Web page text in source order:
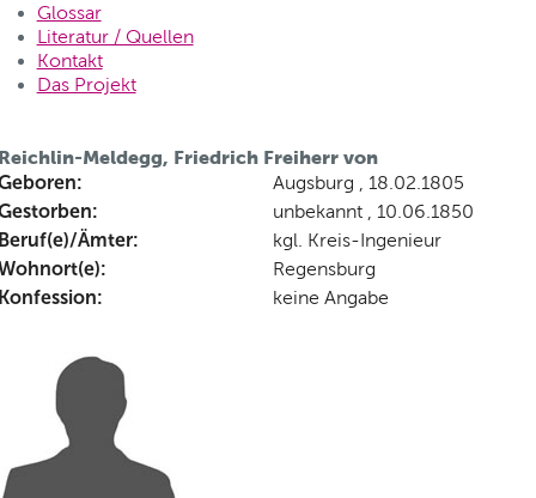
Glossar
Literatur / Quellen
Kontakt
Das Projekt
Meldegg, Friedrich Freiherr von
Augsburg , 18.02.1805
unbekannt , 10.06.1850
Ämter: kgl. Kreis-Ingenieur
Regensburg
keine Angabe